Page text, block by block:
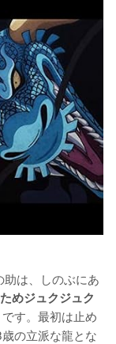
は、しのぶにあ
めジュクジュク
です。最初は止め
の立派な龍とな